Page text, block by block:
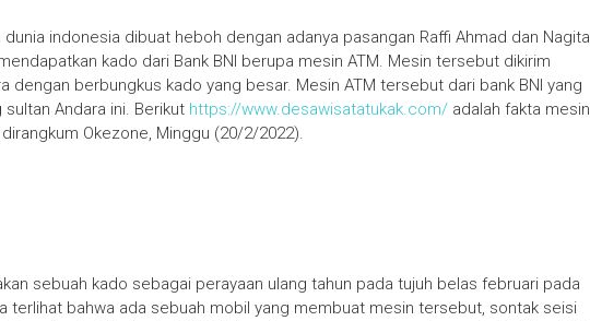
indonesia dibuat heboh dengan adanya pasangan Raffi Ahmad dan Nagita
kado dari Bank BNI berupa mesin ATM. Mesin tersebut dikirim
dengan berbungkus kado yang besar. Mesin ATM tersebut dari bank BNI yang
Andara ini. Berikut https://www.desawisatatukak.com/ adalah fakta mesin
Okezone, Minggu (20/2/2022).
sebuah kado sebagai perayaan ulang tahun pada tujuh belas februari pada
terlihat bahwa ada sebuah mobil yang membuat mesin tersebut, sontak seisi